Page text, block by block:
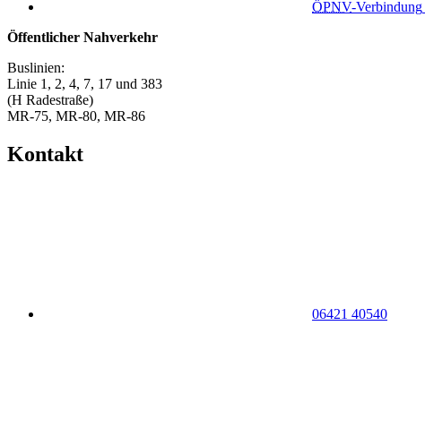
ÖPNV-Verbindung
Öffentlicher Nahverkehr
Buslinien:
Linie 1, 2, 4, 7, 17 und 383
(H Radestraße)
MR-75, MR-80, MR-86
Kontakt
06421 40540